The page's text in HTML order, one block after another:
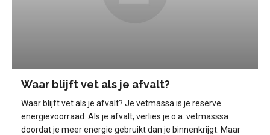
Waar blijft vet als je afvalt?
Waar blijft vet als je afvalt? Je vetmassa is je reserve
energievoorraad. Als je afvalt, verlies je o.a. vetmasssa
doordat je meer energie gebruikt dan je binnenkrijgt. Maar